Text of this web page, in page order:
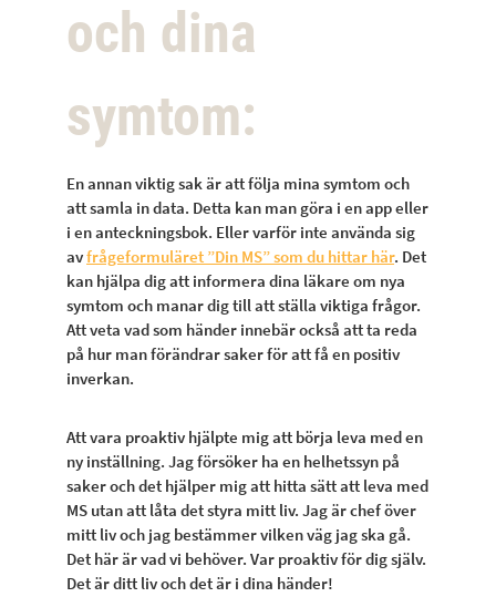
och dina
symtom:
En annan viktig sak är att följa mina symtom och
att samla in data. Detta kan man göra i en app eller
i en anteckningsbok. Eller varför inte använda sig
avfrågeformuläret ”Din MS” som du hittar här. Det
kan hjälpa dig att informera dina läkare om nya
symtom och manar dig till att ställa viktiga frågor.
Att veta vad som händer innebär också att ta reda
på hur man förändrar saker för att få en positiv
inverkan.
Att vara proaktiv hjälpte mig att börja leva med en
ny inställning. Jag försöker ha en helhetssyn på
saker och det hjälper mig att hitta sätt att leva med
MS utan att låta det styra mitt liv. Jag är chef över
mitt liv och jag bestämmer vilken väg jag ska gå.
Det här är vad vi behöver. Var proaktiv för dig själv.
Det är ditt liv och det är i dina händer!